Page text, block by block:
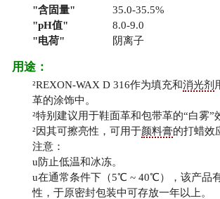
含固量
35.0-35.5%
pH值
8.0-9.0
电荷
阴离子
用途：
²REXON-WAX D 316作为填充和消光剂
革的涂饰中。
²特别建议用于鞋面革和包带革的“白雾”
²因其可擦亮性，可用于颜料膏的打蜡效
注意：
u防止低温和冰冻。
u在通常条件下（5℃ ~ 40℃），该产品
性，于原密封包装中可存放一年以上。